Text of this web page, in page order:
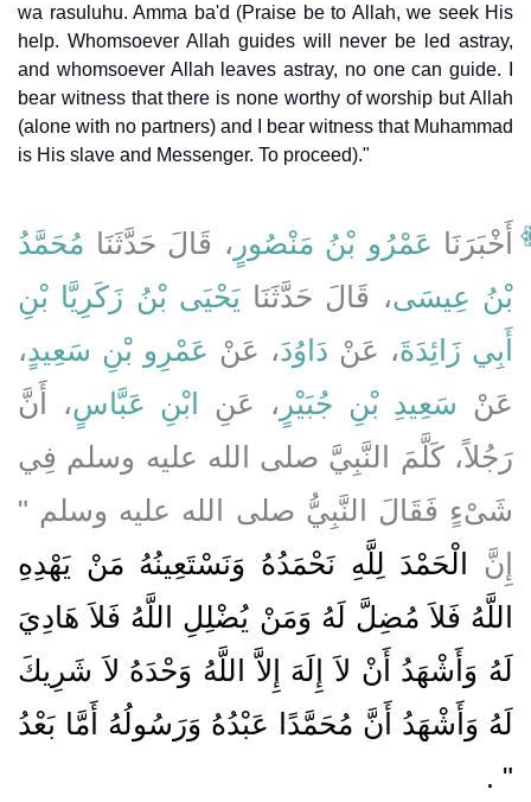
wa rasuluhu. Amma ba'd (Praise be to Allah, we seek His
help. Whomsoever Allah guides will never be led astray,
and whomsoever Allah leaves astray, no one can guide. I
bear witness that there is none worthy of worship but Allah
(alone with no partners) and I bear witness that Muhammad
is His slave and Messenger. To proceed)."
أَخْبَرَنَا عَمْرُو بْنُ مَنْصُورٍ ، قَالَ حَدَّثَنَا مُحَمَّدُ
بْنُ عِيسَى، قَالَ حَدَّثَنَايَحْيَى بْنُ زَكَرِيَّا بْنِ
أَبِي زَائِدَةَ، عَنْ دَاوُدَ، عَنْ عَمْرِو بْنِ سَعِيدٍ،
عَنْ سَعِيدِ بْنِ جُبَيْرٍ ، عَنِ ابْنِ عَبَّاسٍ، أَنَّ
رَجُلاً، كَلَّمَ النَّبِيَّ صلى الله عليه وسلم فِي
شَىْءٍ فَقَالَ النَّبِيُّ صلى الله عليه وسلم ‏"‏
إِنَّ
الْحَمْدَ لِلَّهِ نَحْمَدُهُ وَنَسْتَعِينُهُ مَنْ يَهْدِهِ
اللَّهُ فَلاَ مُضِلَّ لَهُ وَمَنْ يُضْلِلِ اللَّهُ فَلاَ هَادِيَ
لَهُ وَأَشْهَدُ أَنْ لاَ إِلَهَ إِلاَّ اللَّهُ وَحْدَهُ لاَ شَرِيكَ
لَهُ وَأَشْهَدُ أَنَّ مُحَمَّدًا عَبْدُهُ وَرَسُولُهُ أَمَّا بَعْدُ
‏"
‏ ‏.‏